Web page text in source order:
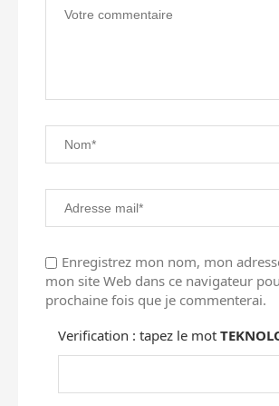
Enregistrez mon nom, mon
mon site Web dans ce navigateur
prochaine fois que je commenterai.
Verification : tapez le mot